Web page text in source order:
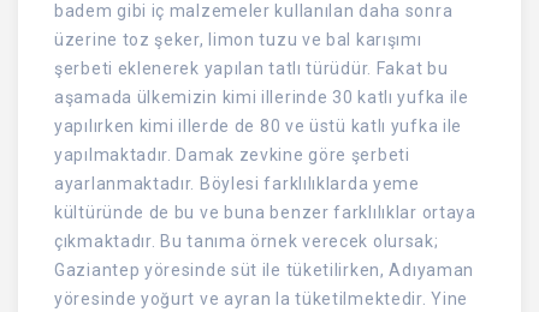
badem gibi iç malzemeler kullanılan daha sonra
üzerine toz şeker, limon tuzu ve bal karışımı
şerbeti eklenerek yapılan tatlı türüdür. Fakat bu
aşamada ülkemizin kimi illerinde 30 katlı yufka ile
yapılırken kimi illerde de 80 ve üstü katlı yufka ile
yapılmaktadır. Damak zevkine göre şerbeti
ayarlanmaktadır. Böylesi farklılıklarda yeme
kültüründe de bu ve buna benzer farklılıklar ortaya
çıkmaktadır. Bu tanıma örnek verecek olursak;
Gaziantep yöresinde süt ile tüketilirken, Adıyaman
yöresinde yoğurt ve ayran la tüketilmektedir. Yine